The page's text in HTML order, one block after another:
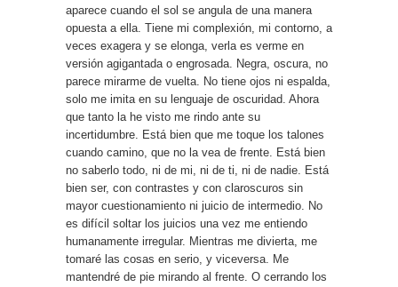
aparece cuando el sol se angula de una manera
opuesta a ella. Tiene mi complexión, mi contorno, a
veces exagera y se elonga, verla es verme en
versión agigantada o engrosada. Negra, oscura, no
parece mirarme de vuelta. No tiene ojos ni espalda,
solo me imita en su lenguaje de oscuridad. Ahora
que tanto la he visto me rindo ante su
incertidumbre. Está bien que me toque los talones
cuando camino, que no la vea de frente. Está bien
no saberlo todo, ni de mi, ni de ti, ni de nadie. Está
bien ser, con contrastes y con claroscuros sin
mayor cuestionamiento ni juicio de intermedio. No
es difícil soltar los juicios una vez me entiendo
humanamente irregular. Mientras me divierta, me
tomaré las cosas en serio, y viceversa. Me
mantendré de pie mirando al frente. O cerrando los